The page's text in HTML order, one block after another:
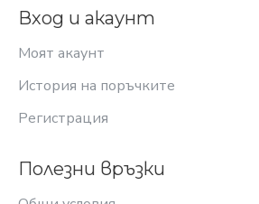
Вход и акаунт
Моят акаунт
История на поръчките
Регистрация
Полезни връзки